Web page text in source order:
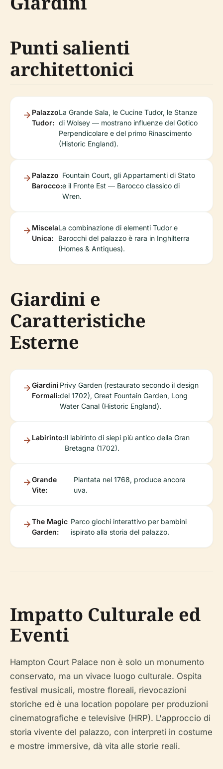
Punti salienti
architettonici
Palazzo
Tudor:
La Grande Sala, le Cucine Tudor, le Stanze
di Wolsey — mostrano influenze del Gotico
Perpendicolare e del primo Rinascimento
(Historic England).
Palazzo
Barocco:
Fountain Court, gli Appartamenti di Stato
e il Fronte Est — Barocco classico di
Wren.
Miscela
Unica:
La combinazione di elementi Tudor e
Barocchi del palazzo è rara in Inghilterra
(Homes & Antiques).
Giardini e
Caratteristiche
Esterne
Giardini
Formali:
Privy Garden (restaurato secondo il design
del 1702), Great Fountain Garden, Long
Water Canal (Historic England).
Labirinto:Il labirinto di siepi più antico della Gran
Bretagna (1702).
Grande
Vite:
Piantata nel 1768, produce ancora
uva.
The Magic
Garden:
Parco giochi interattivo per bambini
ispirato alla storia del palazzo.
Impatto Culturale ed
Eventi
Hampton Court Palace non è solo un monumento
conservato, ma un vivace luogo culturale. Ospita
festival musicali, mostre floreali, rievocazioni
storiche ed è una location popolare per produzioni
cinematografiche e televisive (HRP). L'approccio di
storia vivente del palazzo, con interpreti in costume
e mostre immersive, dà vita alle storie reali.